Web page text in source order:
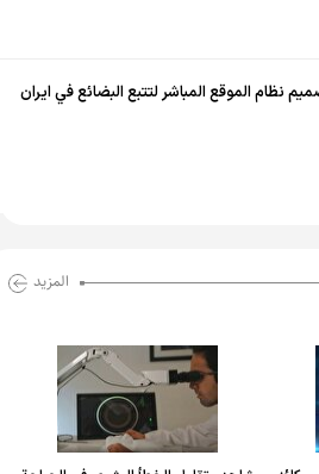
نظام الموقع المباشر لتتبع البضائع في ايران
المزید